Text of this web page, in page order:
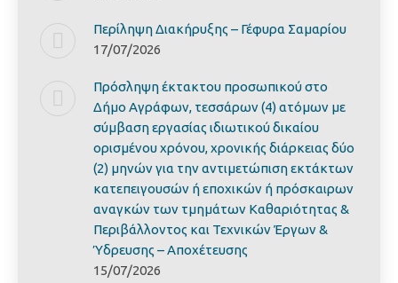
Περίληψη Διακήρυξης – Γέφυρα Σαμαρίoυ
17/07/2026
Πρόσληψη έκτακτου προσωπικού στο
Δήμο Αγράφων, τεσσάρων (4) ατόμων με
σύμβαση εργασίας ιδιωτικού δικαίου
ορισμένου χρόνου, χρονικής διάρκειας δύο
(2) μηνών για την αντιμετώπιση εκτάκτων
κατεπειγουσών ή εποχικών ή πρόσκαιρων
αναγκών των τμημάτων Καθαριότητας &
Περιβάλλοντος και Τεχνικών Έργων &
Ύδρευσης – Αποχέτευσης
15/07/2026